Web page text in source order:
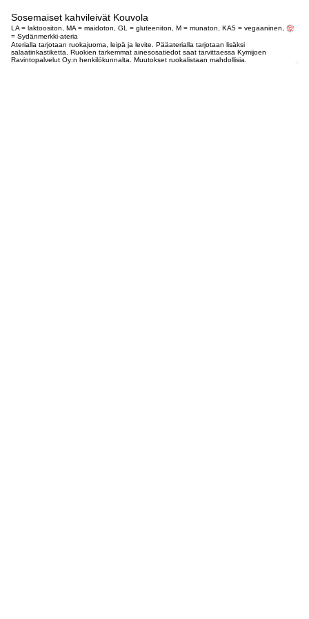
Sosemaiset kahvileivät Kouvola
LA = laktoositon, MA = maidoton, GL = gluteeniton, M = munaton, KA5 = vegaaninen,
= Sydänmerkki-ateria
Aterialla tarjotaan ruokajuoma, leipä ja levite. Pääaterialla tarjotaan lisäksi
salaatinkastiketta. Ruokien tarkemmat ainesosatiedot saat tarvittaessa Kymijoen
Ravintopalvelut Oy:n henkilökunnalta. Muutokset ruokalistaan mahdollisia.